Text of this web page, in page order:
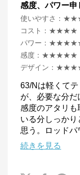
感度、パワー申
使いやすさ ：
コスト ： ★★★★
パワー ：
感度 ： ★★★★★
デザイン ：
63/Nは軽くて
が、必要な分だ
感度のアタリも
いる分しっかり
思う。ロッドパ
続きを見る